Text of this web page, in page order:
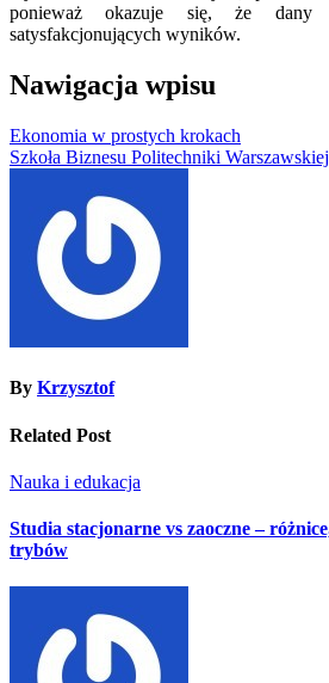
ponieważ okazuje się, że dany
satysfakcjonujących wyników.
Nawigacja wpisu
Ekonomia w prostych krokach
Szkoła Biznesu Politechniki
By Krzysztof
Related Post
Nauka i edukacja
Studia stacjonarne vs zaoczne –
trybów